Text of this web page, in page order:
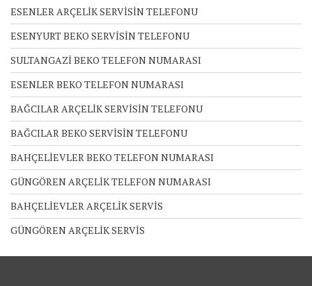
ESENLER ARÇELİK SERVİSİN TELEFONU
ESENYURT BEKO SERVİSİN TELEFONU
SULTANGAZİ BEKO TELEFON NUMARASI
ESENLER BEKO TELEFON NUMARASI
BAĞCILAR ARÇELİK SERVİSİN TELEFONU
BAĞCILAR BEKO SERVİSİN TELEFONU
BAHÇELİEVLER BEKO TELEFON NUMARASI
GÜNGÖREN ARÇELİK TELEFON NUMARASI
BAHÇELİEVLER ARÇELİK SERVİS
GÜNGÖREN ARÇELİK SERVİS